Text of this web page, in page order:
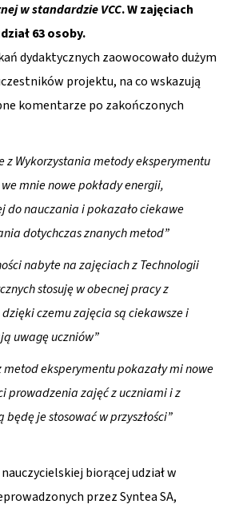
w standardzie VCC. W zajęciach
63 osoby.
dydaktycznych zaowocowało dużym
projektu, na co wskazują
komentarze po zakończonych
z Wykorzystania metody eksperymentu
mnie nowe pokłady energii,
do nauczania i pokazało ciekawe
dotychczas znanych metod”
nabyte na zajęciach z Technologii
stosuję w obecnej pracy z
czemu zajęcia są ciekawsze i
uwagę uczniów”
metod eksperymentu pokazały mi nowe
prowadzenia zajęć z uczniami i z
będę je stosować w przyszłości”
biorącej udział w
przez Syntea SA,